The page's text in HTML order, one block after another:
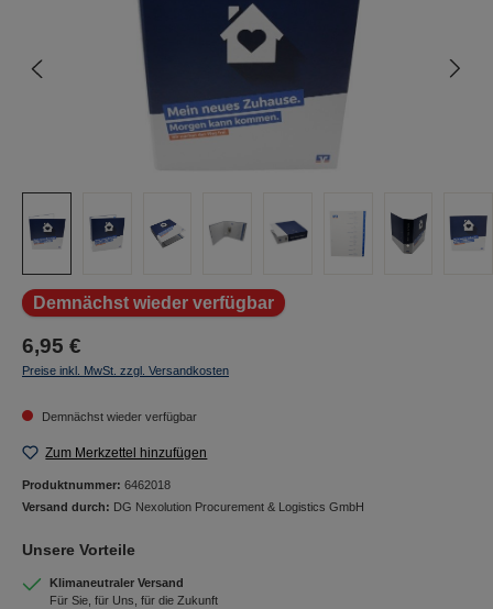
Demnächst wieder verfügbar
6,95 €
Preise inkl. MwSt. zzgl. Versandkosten
Demnächst wieder verfügbar
Zum Merkzettel hinzufügen
Produktnummer: 6462018
Versand durch: DG Nexolution Procurement & Logistics GmbH
Unsere Vorteile
Klimaneutraler Versand
Für Sie, für Uns, für die Zukunft